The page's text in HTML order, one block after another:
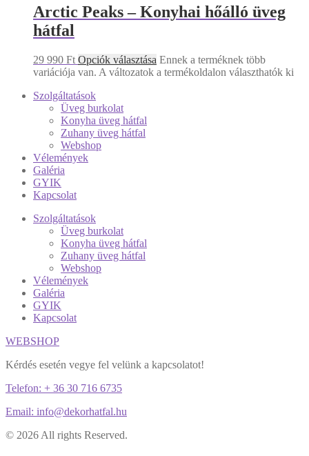
Arctic Peaks – Konyhai hőálló üveg
hátfal
29 990 Ft Opciók választása Ennek a terméknek több
variációja van. A változatok a termékoldalon választhatók ki
Szolgáltatások
Üveg burkolat
Konyha üveg hátfal
Zuhany üveg hátfal
Webshop
Vélemények
Galéria
GYIK
Kapcsolat
Szolgáltatások
Üveg burkolat
Konyha üveg hátfal
Zuhany üveg hátfal
Webshop
Vélemények
Galéria
GYIK
Kapcsolat
WEBSHOP
Kérdés esetén vegye fel velünk a kapcsolatot!
Telefon: + 36 30 716 6735
Email: info@dekorhatfal.hu
© 2026 All rights Reserved.